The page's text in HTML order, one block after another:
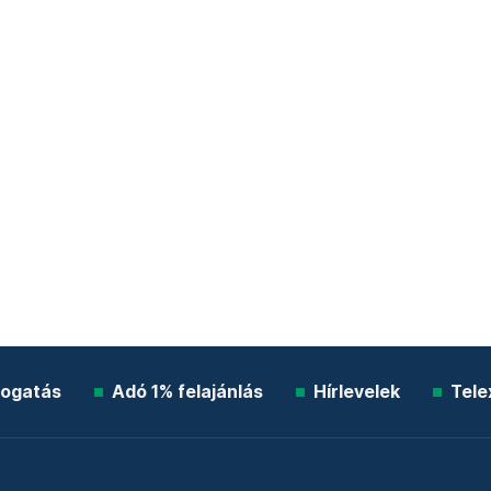
Adó 1% felajánlás Hírlevelek